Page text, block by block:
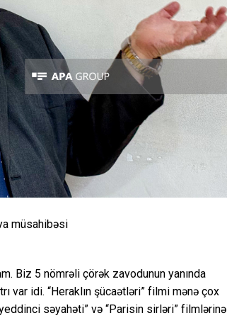
müsahibəsi
Biz 5 nömrəli çörək zavodunun yanında
var idi. “Heraklın şücaətləri” filmi mənə çox
səyahəti” və “Parisin sirləri” filmlərinə